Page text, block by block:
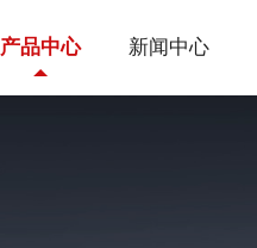
产品中心 新闻中心